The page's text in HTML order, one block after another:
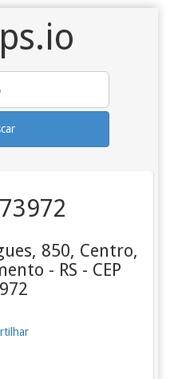
850, Centro,
- RS - CEP